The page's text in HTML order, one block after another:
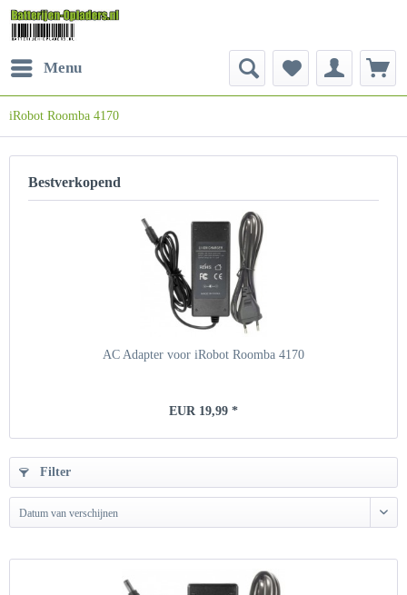
Menu
iRobot Roomba 4170
Bestverkopend
AC Adapter voor iRobot Roomba 4170
EUR 19,99 *
Filter
Datum van verschijnen